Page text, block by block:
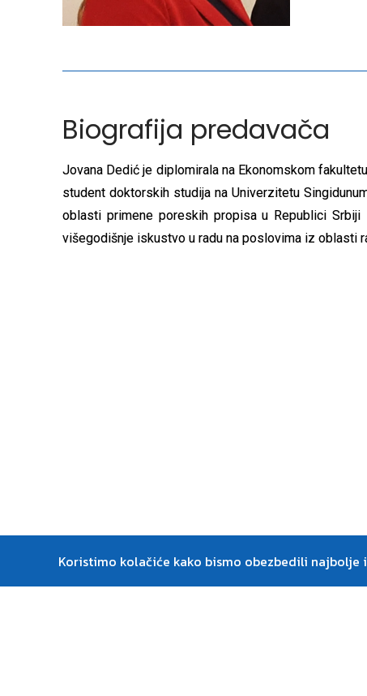
Biografija predavača
Jovana Dedić je diplomirala na Ekonomskom
student doktorskih studija na Univerzitetu
oblasti primene poreskih propisa u Republici
višegodišnje iskustvo u radu na poslovima iz oblasti
Koristimo kolačiće kako bismo obezbedili najbolje